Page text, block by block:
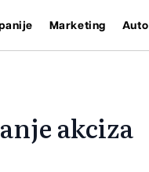
Marketing Auto
akciza